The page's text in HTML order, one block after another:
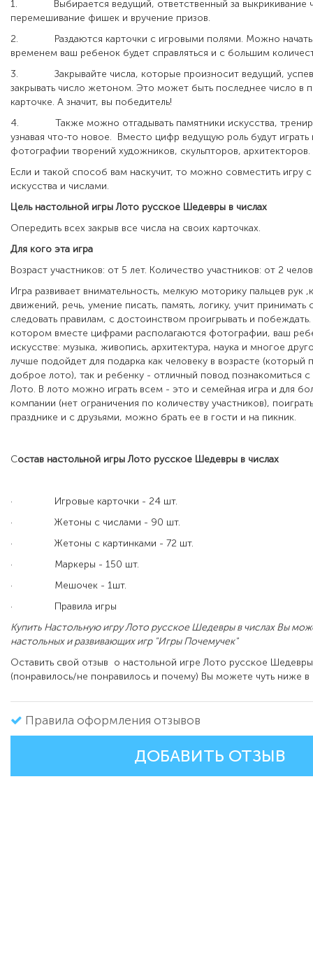
1.
Выбирается ведущий, ответственный за выкрикивание
перемешивание фишек и вручение призов.
2.
Раздаются карточки с игровыми полями. Можно
временем ваш ребенок будет справляться и с большим
3.
Закрывайте числа, которые произносит ведущий,
закрывать число жетоном. Это может быть последнее число в
карточке. А значит, вы победитель!
4.
Также можно отгадывать памятники искусства,
узнавая что-то новое. Вместо цифр ведущую роль будут
фотографии творений художников, скульпторов, архитекторов.
Если и такой способ вам наскучит, то можно совместить игру
искусства и числами.
Цель настольной игры Лото русское Шедевры в числах
Опередить всех закрыв все числа на своих карточках.
Для кого эта игра
Возраст участников: от 5 лет. Количество участников: от 2
Игра развивает внимательность, мелкую моторику пальцев рук
движений, речь, умение писать, память, логику, учит принимать
следовать правилам, с достоинством проигрывать и побеждать.
котором вместе цифрами располагаются фотографии, ваш
искусстве: музыка, живопись, архитектура, наука и многое
лучше подойдет для подарка как человеку в возрасте (который
доброе лото), так и ребенку - отличный повод познакомиться с
Лото. В лото можно играть всем - это и семейная игра и для
компании (нет ограничения по количеству участников),
празднике и с друзьями, можно брать ее в гости и на пикник.
Состав настольной игры Лото русское Шедевры в числах
·
Игровые карточки - 24 шт.
·
Жетоны с числами - 90 шт.
·
Жетоны с картинками - 72 шт.
·
Маркеры - 150 шт.
·
Мешочек - 1шт.
·
Правила игры
Купить Настольную игру Лото русское Шедевры в числах Вы
настольных и развивающих игр "Игры Почемучек"
Оставить свой отзыв о настольной игре Лото русское Шедевры
(понравилось/не понравилось и почему) Вы можете чуть ниже в
Правила оформления отзывов
ДОБАВИТЬ ОТЗЫВ